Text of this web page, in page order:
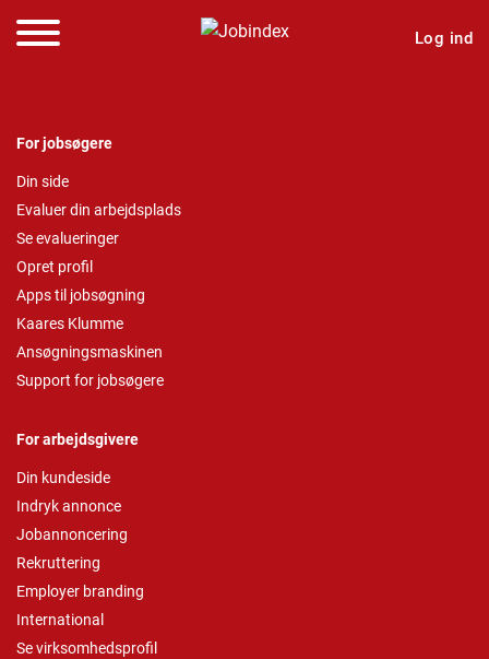
Log ind
For jobsøgere
Din side
Evaluer din arbejdsplads
Se evalueringer
Opret profil
Apps til jobsøgning
Kaares Klumme
Ansøgningsmaskinen
Support for jobsøgere
For arbejdsgivere
Din kundeside
Indryk annonce
Jobannoncering
Rekruttering
Employer branding
International
Se virksomhedsprofil